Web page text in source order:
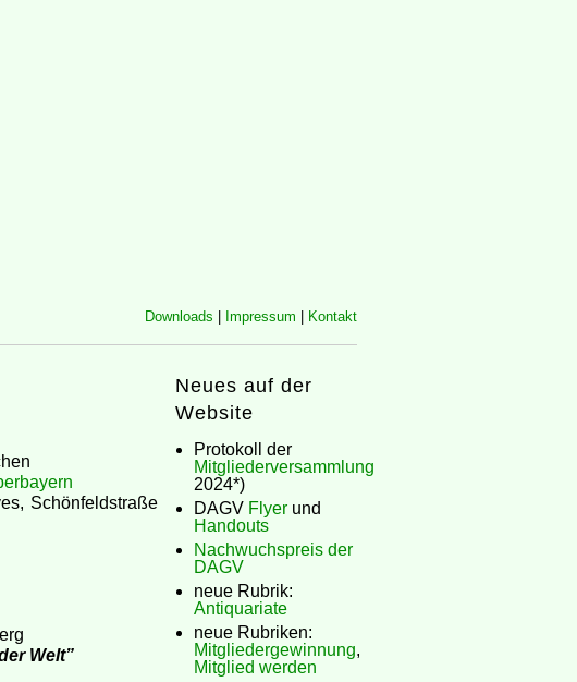
Downloads Impressum Kontakt
Neues auf der
Website
Protokoll der
Mitgliederversammlung
2024*)
DAGV Flyer und
Handouts
Nachwuchspreis der
DAGV
neue Rubrik:
Antiquariate
neue Rubriken:
Mitgliedergewinnung,
Mitglied werden
Schönfeldstraße
Welt”